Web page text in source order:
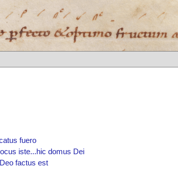
fuero
iste...hic domus Dei
factus est